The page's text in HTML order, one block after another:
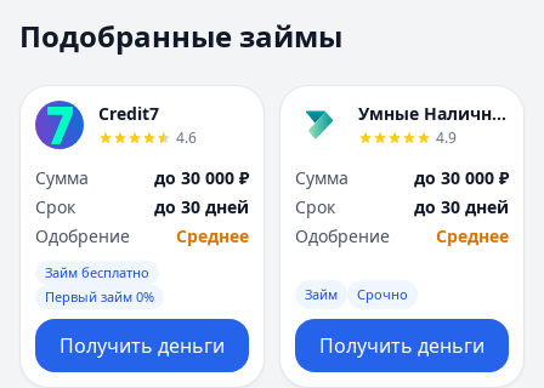
Набережные Челны
Нижний Новгород
Новокузнецк
Новосибирск
Омск
П
Пенза
Пермь
Р
Набережные
Нижний Новгород
Новокузнецк
Новосибирск
Омск
Оренбург
П
Пенза
Пермь
Р
Подобранные займы
Credit7
4.6
Сумма
до 30 000 ₽
Срок
до 30 дней
Одобрение
Среднее
Займ бесплатно
Первый займ 0%
Получить деньги
Умные Наличные
4.9
Сумма
до 30 000 ₽
Срок
до 30 дней
Одобрение
Среднее
Займ Срочно
Получить деньги